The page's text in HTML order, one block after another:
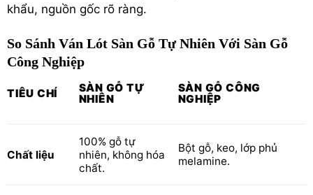
khẩu, nguồn gốc rõ ràng.
So Sánh Ván Lót Sàn Gỗ Tự Nhiên Với Sàn Gỗ
Công Nghiệp
TIÊU CHÍ
SÀN GỖ TỰ
NHIÊN
SÀN GỖ CÔNG
NGHIỆP
Chất liệu
100% gỗ tự
nhiên, không hóa
chất.
Bột gỗ, keo, lớp phủ
melamine.